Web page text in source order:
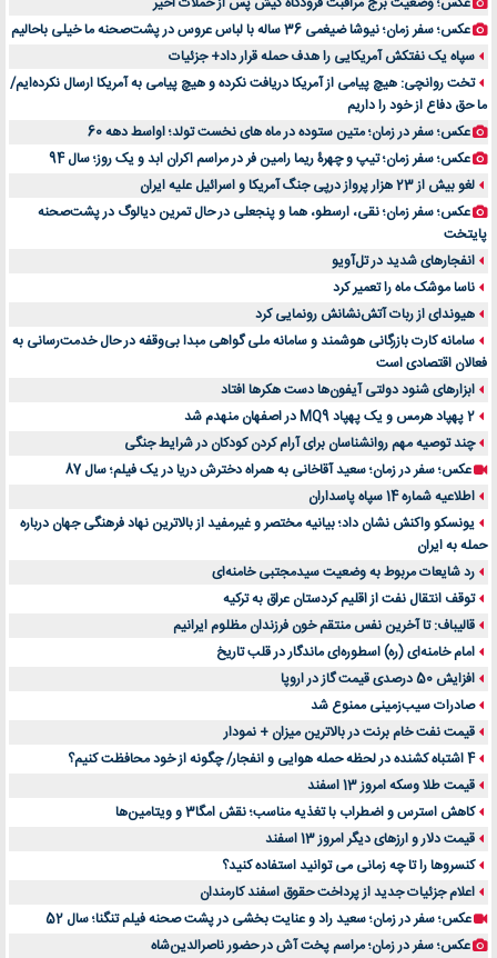
عکس؛ سفر زمان؛ نیوشا ضیغمی 36 ساله با لباس عروس در پشت‌صحنه ما خیلی باحالیم
سپاه یک نفتکش آمریکایی را هدف حمله قرار داد+ جزئیات
تخت روانچی: هیچ پیامی از آمریکا دریافت نکرده و هیچ پیامی به آمریکا ارسال نکرده‌ایم/
ما حق دفاع از خود را داریم
عکس؛ سفر در زمان؛ متین ستوده در ماه های نخست تولد؛ اواسط دهه 60
عکس؛ سفر زمان؛ تیپ و چهرۀ ریما رامین فر در مراسم اکران ابد و یک روز؛ سال 94
لغو بیش از 23 هزار پرواز درپی جنگ آمریکا و اسرائیل علیه ایران
عکس؛ سفر زمان؛ نقی، ارسطو، هما و پنجعلی در حال تمرین دیالوگ در پشت‌صحنه
پایتخت
انفجارهای شدید در تل‌آویو
ناسا موشک ماه را تعمیر کرد
هیوندای از ربات آتش‌نشانش رونمایی کرد
سامانه کارت بازرگانی هوشمند و سامانه ملی گواهی مبدا بی‌وقفه در حال خدمت‌رسانی به
فعالان اقتصادی است
ابزارهای شنود دولتی آیفون‌ها دست هکرها افتاد
2 پهپاد هرمس و یک پهپاد MQ9 در اصفهان منهدم شد
چند توصیه مهم روانشناسان برای آرام کردن کودکان در شرایط جنگی
عکس؛ سفر در زمان؛ سعید آقاخانی به همراه دخترش دریا در یک فیلم؛ سال 87
اطلاعیه شماره 14 سپاه پاسداران
یونسکو واکنش نشان داد؛ بیانیه مختصر و غیرمفید از بالاترین نهاد فرهنگی جهان درباره
حمله به ایران
رد شایعات مربوط به وضعیت سیدمجتبی خامنه‌ای
توقف انتقال نفت از اقلیم کردستان عراق به ترکیه
قالیباف: تا آخرین نفس منتقم خون فرزندان مظلوم ایرانیم
امام خامنه‌ای (ره) اسطوره‌ای ماندگار در قلب تاریخ
افزایش 50 درصدی قیمت گاز در اروپا
صادرات سیب‌زمینی ممنوع شد
قیمت نفت خام برنت در بالاترین میزان + نمودار
4 اشتباه کشنده در لحظه حمله هوایی و انفجار/ چگونه از خود محافظت کنیم؟
قیمت طلا وسکه امروز 13 اسفند
کاهش استرس و اضطراب با تغذیه مناسب؛ نقش امگا3 و ویتامین‌ها
قیمت دلار و ارزهای دیگر امروز 13 اسفند
کنسروها را تا چه زمانی می توانید استفاده کنید؟
اعلام جزئیات جدید از پرداخت حقوق اسفند کارمندان
عکس؛ سفر در زمان؛ سعید راد و عنایت بخشی در پشت صحنه فیلم تنگنا؛ سال 52
عکس؛ سفر در زمان؛ مراسم پخت آش در حضور ناصرالدین‌شاه